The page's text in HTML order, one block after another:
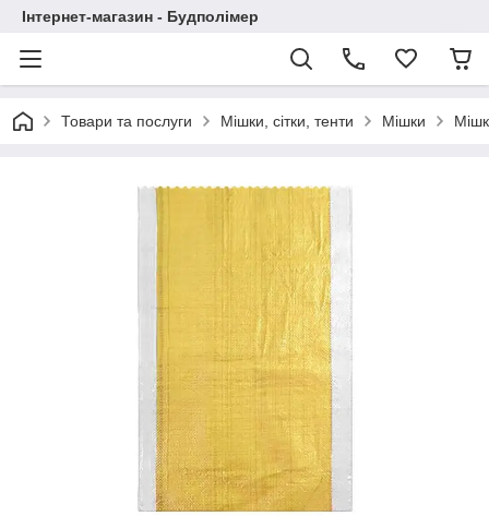
Інтернет-магазин - Будполімер
Товари та послуги Мішки, сітки, тенти Мішки